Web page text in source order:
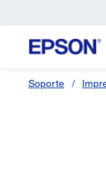
Soporte